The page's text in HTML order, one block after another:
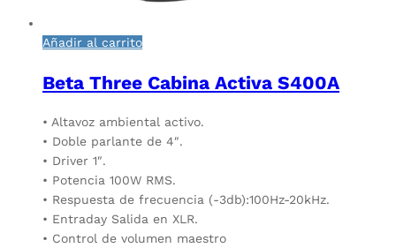
Añadir al carrito
Beta Three Cabina Activa S400A
• Altavoz ambiental activo.
• Doble parlante de 4″.
• Driver 1″.
• Potencia 100W RMS.
• Respuesta de frecuencia (-3db):100Hz-20kHz.
• Entraday Salida en XLR.
• Control de volumen maestro